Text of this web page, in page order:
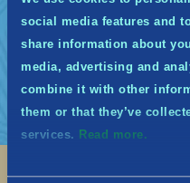
social media features and
share information about
media, advertising and
combine it with other
them or that they’ve
services. Read more.
ocasionais para o
receberá o título
Midguardião